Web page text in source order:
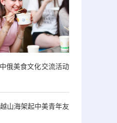
俄美食文化交流活动
山海架起中美青年友